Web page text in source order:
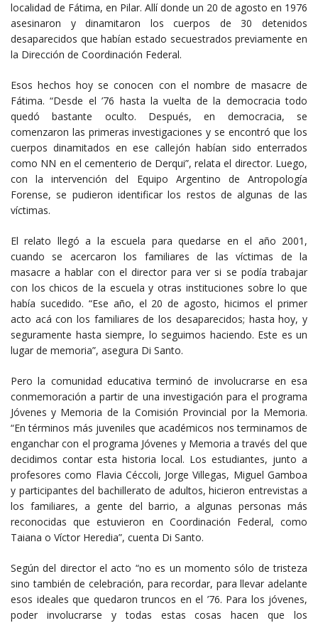
localidad de Fátima, en Pilar. Allí donde un 20 de agosto en 1976
asesinaron y dinamitaron los cuerpos de 30 detenidos
desaparecidos que habían estado secuestrados previamente en
la Dirección de Coordinación Federal.
Esos hechos hoy se conocen con el nombre de masacre de
Fátima. “Desde el ’76 hasta la vuelta de la democracia todo
quedó bastante oculto. Después, en democracia, se
comenzaron las primeras investigaciones y se encontró que los
cuerpos dinamitados en ese callejón habían sido enterrados
como NN en el cementerio de Derqui”, relata el director. Luego,
con la intervención del Equipo Argentino de Antropología
Forense, se pudieron identificar los restos de algunas de las
víctimas.
El relato llegó a la escuela para quedarse en el año 2001,
cuando se acercaron los familiares de las víctimas de la
masacre a hablar con el director para ver si se podía trabajar
con los chicos de la escuela y otras instituciones sobre lo que
había sucedido. “Ese año, el 20 de agosto, hicimos el primer
acto acá con los familiares de los desaparecidos; hasta hoy, y
seguramente hasta siempre, lo seguimos haciendo. Este es un
lugar de memoria”, asegura Di Santo.
Pero la comunidad educativa terminó de involucrarse en esa
conmemoración a partir de una investigación para el programa
Jóvenes y Memoria de la Comisión Provincial por la Memoria.
“En términos más juveniles que académicos nos terminamos de
enganchar con el programa Jóvenes y Memoria a través del que
decidimos contar esta historia local. Los estudiantes, junto a
profesores como Flavia Céccoli, Jorge Villegas, Miguel Gamboa
y participantes del bachillerato de adultos, hicieron entrevistas a
los familiares, a gente del barrio, a algunas personas más
reconocidas que estuvieron en Coordinación Federal, como
Taiana o Víctor Heredia”, cuenta Di Santo.
Según del director el acto “no es un momento sólo de tristeza
sino también de celebración, para recordar, para llevar adelante
esos ideales que quedaron truncos en el ’76. Para los jóvenes,
poder involucrarse y todas estas cosas hacen que los